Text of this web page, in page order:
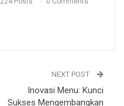
NEXT POST
Inovasi Menu: Kunci
Sukses Mengembangkan